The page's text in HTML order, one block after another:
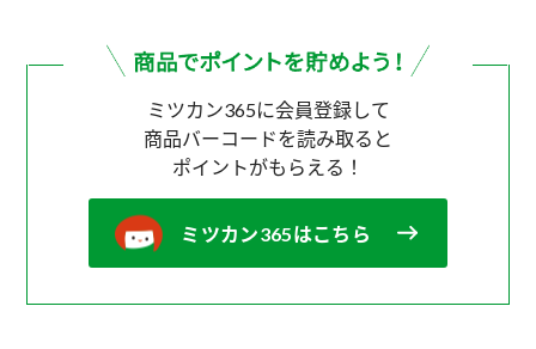
ミツカン365に会員登録して
商品バーコードを読み取ると
ポイントがもらえる！
ミツカン365はこちら